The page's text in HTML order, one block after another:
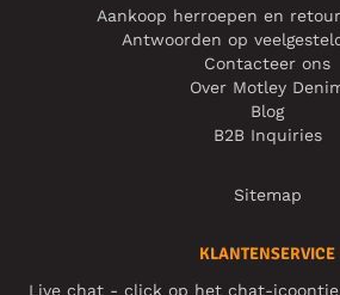
Aankoop herroepen en
Antwoorden op
Contacteer ons
Over Motley
Blog
B2B Inquiries
Sitemap
KLANTENSERVICE
Live chat - click op het chat-